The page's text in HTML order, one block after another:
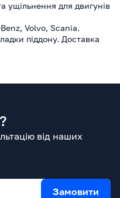
ущільнення для двигунів
Volvo, Scania.
піддону. Доставка
від наших
Замовити